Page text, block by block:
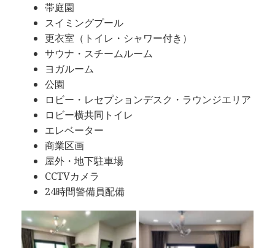
帯庭園
スイミングプール
更衣室（トイレ・シャワー付き）
サウナ・スチームルーム
ヨガルーム
公園
ロビー・レセプションデスク・ラウンジエリア
ロビー横共同トイレ
エレベーター
商業区画
屋外・地下駐車場
CCTVカメラ
24時間警備員配備